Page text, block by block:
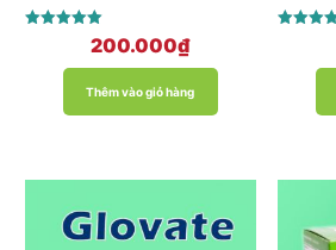
Được xếp
5.00
200.000₫
Thêm vào giỏ hàng
5.00